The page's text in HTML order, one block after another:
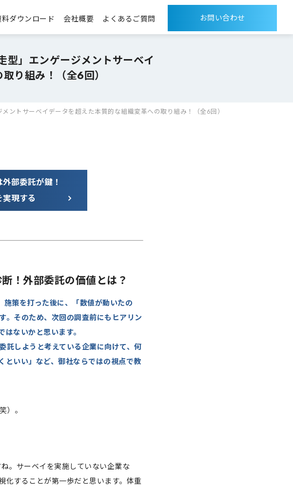
料ダウンロード 会社概要 よくあるご質問 お問い合わせ
」エンゲージメントサーベイ
り組み！（全6回）
ントサーベイ データを超えた本質的な組織変革への取り組み！（全6回）
部委託が鍵！
現する
！外部委託の価値とは？
策を打った後に、「数値が動いたの
。そのため、次回の調査前にもヒアリン
ないかと思います。
託しようと考えている企業に向けて、何
といい」など、御社ならではの視点で教
）。
。サーベイを実施していない企業な
化することが第一歩だと思います。体重